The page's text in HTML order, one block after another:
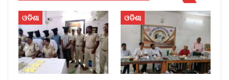
ଓଡିଶା ଓଡିଶା